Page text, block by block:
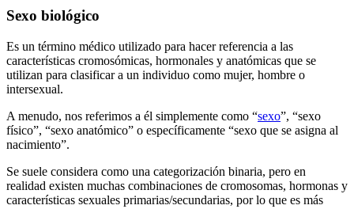
Sexo biológico
Es un término médico utilizado para hacer referencia a las
características cromosómicas, hormonales y anatómicas que se
utilizan para clasificar a un individuo como mujer, hombre o
intersexual.
A menudo, nos referimos a él simplemente como “sexo”, “sexo
físico”, “sexo anatómico” o específicamente “sexo que se asigna al
nacimiento”.
Se suele considera como una categorización binaria, pero en
realidad existen muchas combinaciones de cromosomas, hormonas y
características sexuales primarias/secundarias, por lo que es más